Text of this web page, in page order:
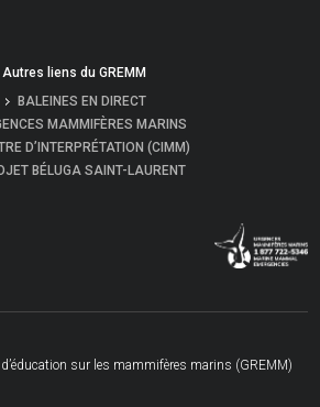
Autres liens du GREMM
BALEINES EN DIRECT
MAMMIFÈRES MARINS
D’INTERPRÉTATION (CIMM)
BÉLUGA SAINT-LAURENT
sur les mammifères marins (GREMM)